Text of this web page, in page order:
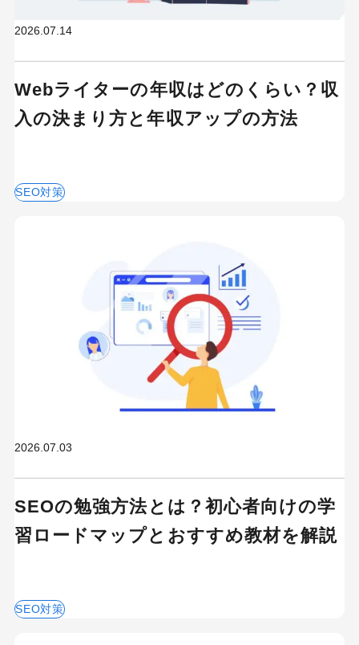
2026.07.14
Webライターの年収はどのくらい？収
入の決まり方と年収アップの方法
SEO対策
2026.07.03
SEOの勉強方法とは？初心者向けの学
習ロードマップとおすすめ教材を解説
SEO対策